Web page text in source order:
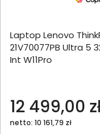
Laptop Lenovo
21V70077PB Ultra 5
Int W11Pro
12 499,00
netto: 10 161,79 zł